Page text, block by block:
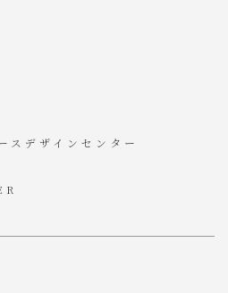
スデザインセンター